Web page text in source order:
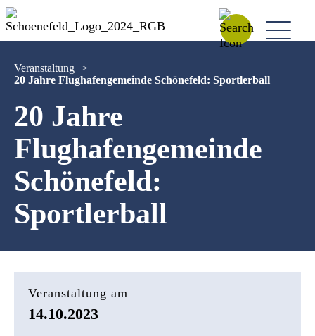
Veranstaltung >
20 Jahre Flughafengemeinde Schönefeld: Sportlerball
20 Jahre
Flughafengemeinde
Schönefeld:
Sportlerball
Veranstaltung am
14.10.2023